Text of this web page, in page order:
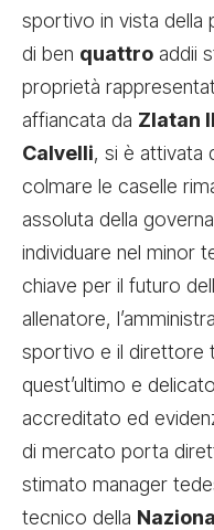
sportivo in vista della
di ben quattro addii
proprietà
affiancata da Zlatan
Calvelli, si è attivata
colmare le caselle
assoluta della
individuare nel minor
chiave per il futuro
allenatore,
sportivo e il direttore
quest’ultimo e
accreditato ed
di mercato porta
stimato manager
tecnico della